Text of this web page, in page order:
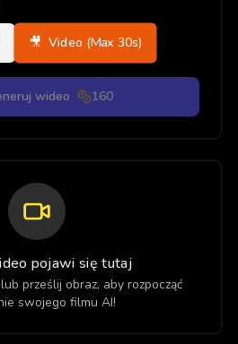
🎥 Video (Max 30s)
wideo 160
pojawi się tutaj
prześlij obraz, aby rozpocząć
swojego filmu AI!